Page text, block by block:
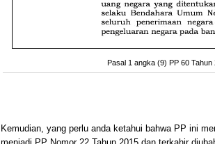
Pasal 1 angka (9) PP 60
Kemudian, yang perlu anda ketahui bahwa PP ini